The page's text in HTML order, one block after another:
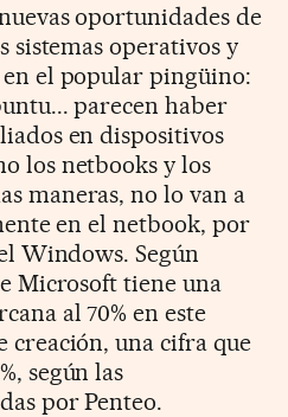
oportunidades de
sistemas operativos y
el popular pingüino:
parecen haber
en dispositivos
los netbooks y los
maneras, no lo van a
en el netbook, por
Windows. Según
Microsoft tiene una
al 70% en este
creación, una cifra que
según las
por Penteo.